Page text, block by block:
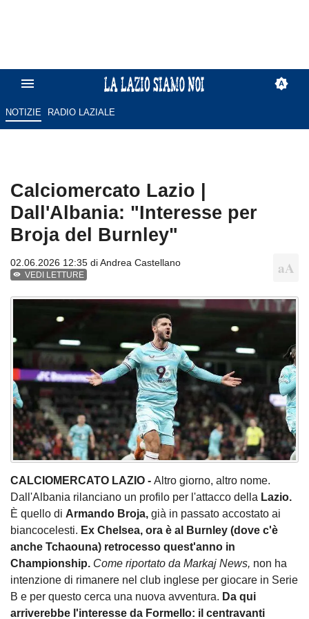
NOTIZIE RADIO LAZIALE
Calciomercato Lazio |
Dall'Albania: "Interesse per
Broja del Burnley"
02.06.2026 12:35 diAndrea Castellano
VEDI LETTURE
CALCIOMERCATO LAZIO - Altro giorno, altro nome.
Dall'Albania rilanciano un profilo per l'attacco della Lazio.
È quello di Armando Broja, già in passato accostato ai
biancocelesti. Ex Chelsea, ora è al Burnley (dove c'è
anche Tchaouna) retrocesso quest'anno in
Championship. Come riportato da Markaj News, non ha
intenzione di rimanere nel club inglese per giocare in Serie
B e per questo cerca una nuova avventura. Da qui
arriverebbe l'interesse da Formello: il centravanti